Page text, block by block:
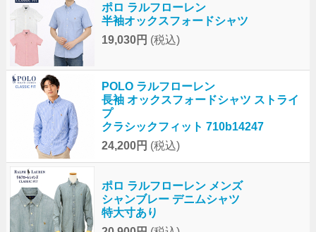
ポロ ラルフローレン
半袖オックスフォードシャツ
19,030円 (税込)
POLO ラルフローレン
長袖 オックスフォードシャツ ストライ
プ
クラシックフィット 710b14247
24,200円 (税込)
ポロ ラルフローレン メンズ
シャンブレー デニムシャツ
特大寸あり